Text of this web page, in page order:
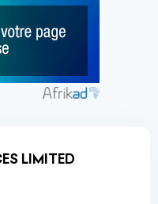
LIMITED